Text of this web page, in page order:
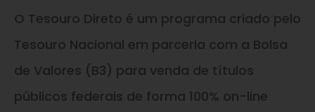
O Tesouro Direto é um programa criado pelo
Tesouro Nacional em parceria com a Bolsa
de Valores (B3) para venda de títulos
públicos federais de forma 100% on-line